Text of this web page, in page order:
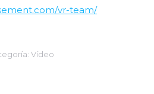
vr-team/
Vídeo